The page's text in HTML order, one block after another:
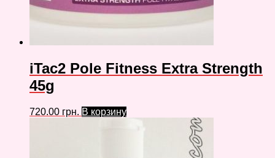
iTac2 Pole Fitness Extra Strength
45g
720.00 грн. В корзину